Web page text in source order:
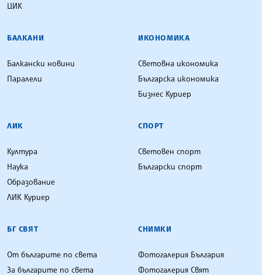
ЦИК
БАЛКАНИ
Балкански новини
Паралели
ИКОНОМИКА
Световна икономика
Българска икономика
Бизнес Куриер
ЛИК
Култура
Наука
Образование
ЛИК Куриер
СПОРТ
Световен спорт
Български спорт
БГ СВЯТ
От българите по света
За българите по света
СНИМКИ
Фотогалерия България
Фотогалерия Свят